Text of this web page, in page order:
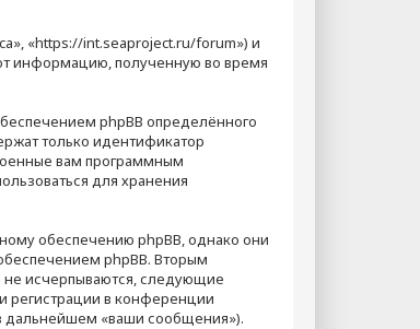
«https://int.seaproject.ru/forum») и
информацию, полученную во время
phpBB определённого
только идентификатор
вам программным
для хранения
обеспечению phpBB, однако они
phpBB. Вторым
исчерпываются, следующие
регистрации в конференции
дальнейшем «ваши сообщения»).